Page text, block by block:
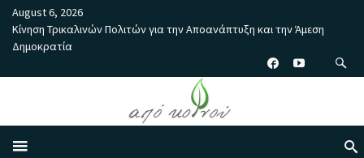
August 6, 2026
Κίνηση Τρικαλινών Πολιτών για την Αποανάπτυξη και την Άμεση
Δημοκρατία